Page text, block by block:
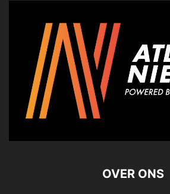
OVER ONS